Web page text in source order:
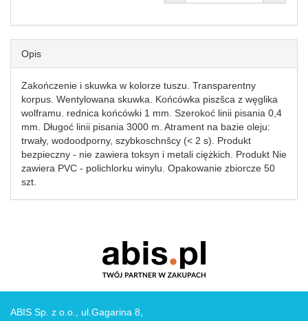
Opis
Zakończenie i skuwka w kolorze tuszu. Transparentny
korpus. Wentylowana skuwka. Końcówka piszšca z węglika
wolframu. rednica końcówki 1 mm. Szerokoć linii pisania 0,4
mm. Długoć linii pisania 3000 m. Atrament na bazie oleju:
trwały, wodoodporny, szybkoschnšcy (< 2 s). Produkt
bezpieczny - nie zawiera toksyn i metali ciężkich. Produkt Nie
zawiera PVC - polichlorku winylu. Opakowanie zbiorcze 50
szt.
ABIS Sp. z o.o., ul.Gagarina 8,